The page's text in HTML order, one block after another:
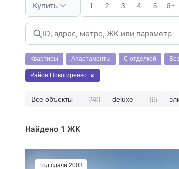
Купить 1 2 3 4 5 6+
Квартиры Апартаменты С отделкой
Район Новогиреево
Все объекты 240 deluxe 65
Найдено 1 ЖК
Год сдачи 2003